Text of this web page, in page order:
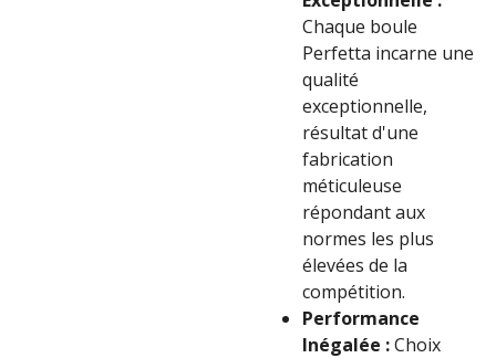
Chaque boule
Perfetta incarne une
qualité
exceptionnelle,
résultat d'une
fabrication
méticuleuse
répondant aux
normes les plus
élevées de la
compétition.
Performance
Inégalée :Choix